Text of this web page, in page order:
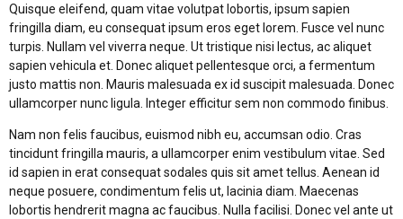
Quisque eleifend, quam vitae volutpat lobortis, ipsum sapien
fringilla diam, eu consequat ipsum eros eget lorem. Fusce vel nunc
turpis. Nullam vel viverra neque. Ut tristique nisi lectus, ac aliquet
sapien vehicula et. Donec aliquet pellentesque orci, a fermentum
justo mattis non. Mauris malesuada ex id suscipit malesuada. Donec
ullamcorper nunc ligula. Integer efficitur sem non commodo finibus.
Nam non felis faucibus, euismod nibh eu, accumsan odio. Cras
tincidunt fringilla mauris, a ullamcorper enim vestibulum vitae. Sed
id sapien in erat consequat sodales quis sit amet tellus. Aenean id
neque posuere, condimentum felis ut, lacinia diam. Maecenas
lobortis hendrerit magna ac faucibus. Nulla facilisi. Donec vel ante ut